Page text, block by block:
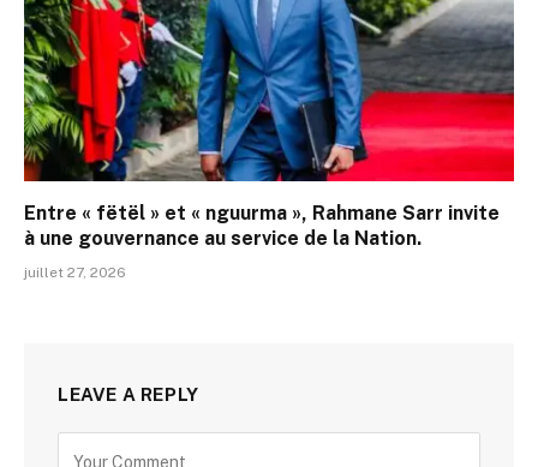
Entre « fëtël » et « nguurma », Rahmane Sarr invite
à une gouvernance au service de la Nation.
juillet 27, 2026
LEAVE A REPLY